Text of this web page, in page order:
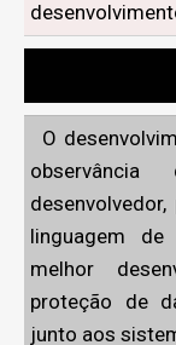
O
linguagem
melhor
proteção de
junto aos